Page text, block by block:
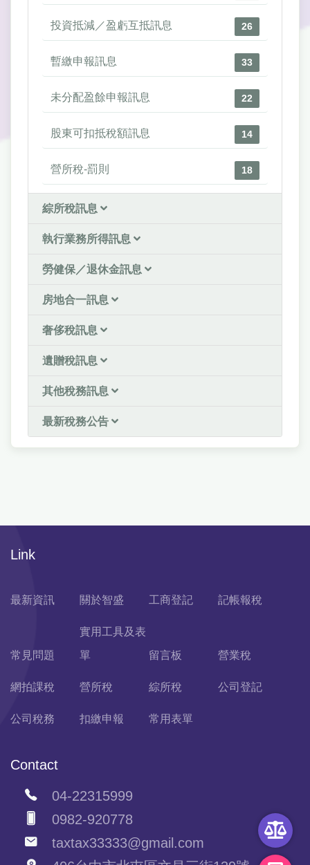
投資抵減／盈虧互抵訊息 26
暫繳申報訊息 33
未分配盈餘申報訊息 22
股東可扣抵稅額訊息 14
營所稅-罰則 18
綜所稅訊息
執行業務所得訊息
勞健保／退休金訊息
房地合一訊息
奢侈稅訊息
遺贈稅訊息
其他稅務訊息
最新稅務公告
Link
最新資訊 關於智盛 工商登記 記帳報稅
常見問題
實用工具及表
單
留言板 營業稅
網拍課稅 營所稅 綜所稅 公司登記
公司稅務 扣繳申報 常用表單
Contact
04-22315999
0982-920778
taxtax33333@gmail.com